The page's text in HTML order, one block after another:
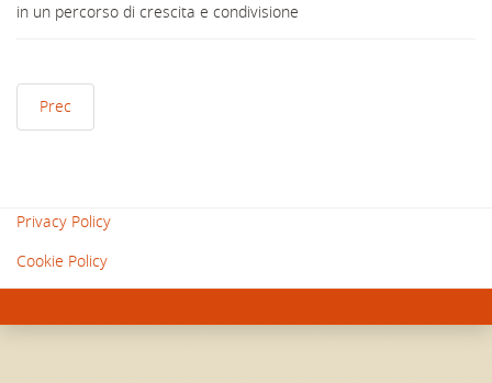
in un percorso di crescita e condivisione
Prec
Privacy Policy
Cookie Policy